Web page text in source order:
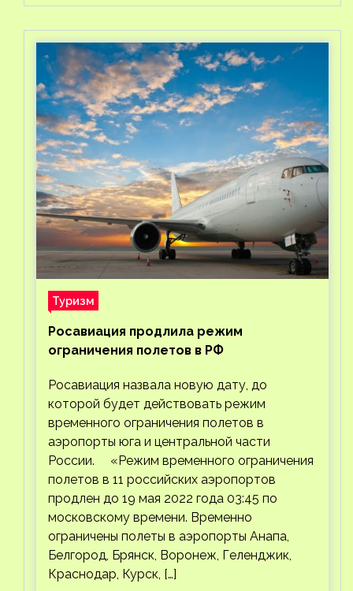
Туризм
Росавиация продлила режим
ограничения полетов в РФ
Росавиация назвала новую дату, до
которой будет действовать режим
временного ограничения полетов в
аэропорты юга и центральной части
России. «Режим временного ограничения
полетов в 11 российских аэропортов
продлен до 19 мая 2022 года 03:45 по
московскому времени. Временно
ограничены полеты в аэропорты Анапа,
Белгород, Брянск, Воронеж, Геленджик,
Краснодар, Курск, […]